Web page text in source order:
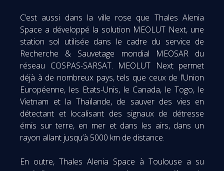
C’est aussi dans la ville rose que Thales Alenia
Space a développé la solution MEOLUT Next, une
station sol utilisée dans le cadre du service de
Recherche & Sauvetage mondial MEOSAR du
réseau COSPAS-SARSAT. MEOLUT Next permet
déjà à de nombreux pays, tels que ceux de l’Union
Européenne, les Etats-Unis, le Canada, le Togo, le
Vietnam et la Thaïlande, de sauver des vies en
détectant et localisant des signaux de détresse
émis sur terre, en mer et dans les airs, dans un
rayon allant jusqu’à 5000 km de distance.
En outre, Thales Alenia Space à Toulouse a su